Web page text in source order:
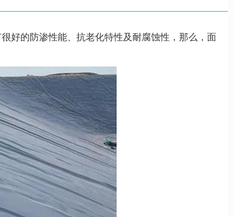
好的防渗性能、抗老化特性及耐腐蚀性，那么，面